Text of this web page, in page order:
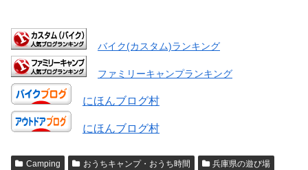
バイク(カスタム)ランキング
ファミリーキャンプランキング
にほんブログ村
にほんブログ村
Camping おうちキャンプ・おうち時間
兵庫県の遊び場